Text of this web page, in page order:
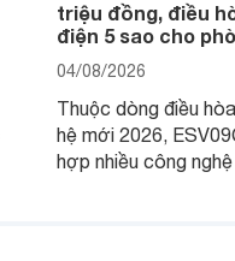
triệu đồng, điều
điện 5 sao cho
04/08/2026
Thuộc dòng điều
hệ mới 2026,
hợp nhiều công